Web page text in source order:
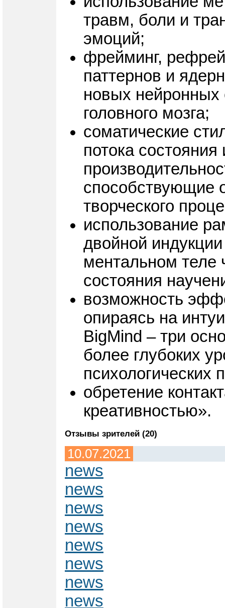
травм, боли и
эмоций;
фрейминг,
паттернов и
новых нейронных
головного мозга;
соматические
потока
способствующие
творческого
использование
двойной
ментальном теле
состояния
возможность
опираясь на
BigMind – три
более глубоких
психологических
обретение
креативностью».
Отзывы зрителей (20)
10.07.2021
news
news
news
news
news
news
news
news